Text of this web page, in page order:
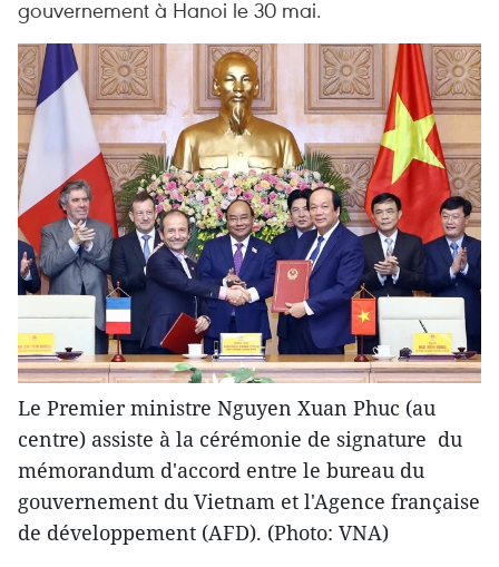
gouvernement à Hanoi le 30 mai.
Le Premier ministre Nguyen Xuan Phuc (au
centre) assiste à la cérémonie de signature du
mémorandum d'accord entre le bureau du
gouvernement du Vietnam et l'Agence française
de développement (AFD). (Photo: VNA)